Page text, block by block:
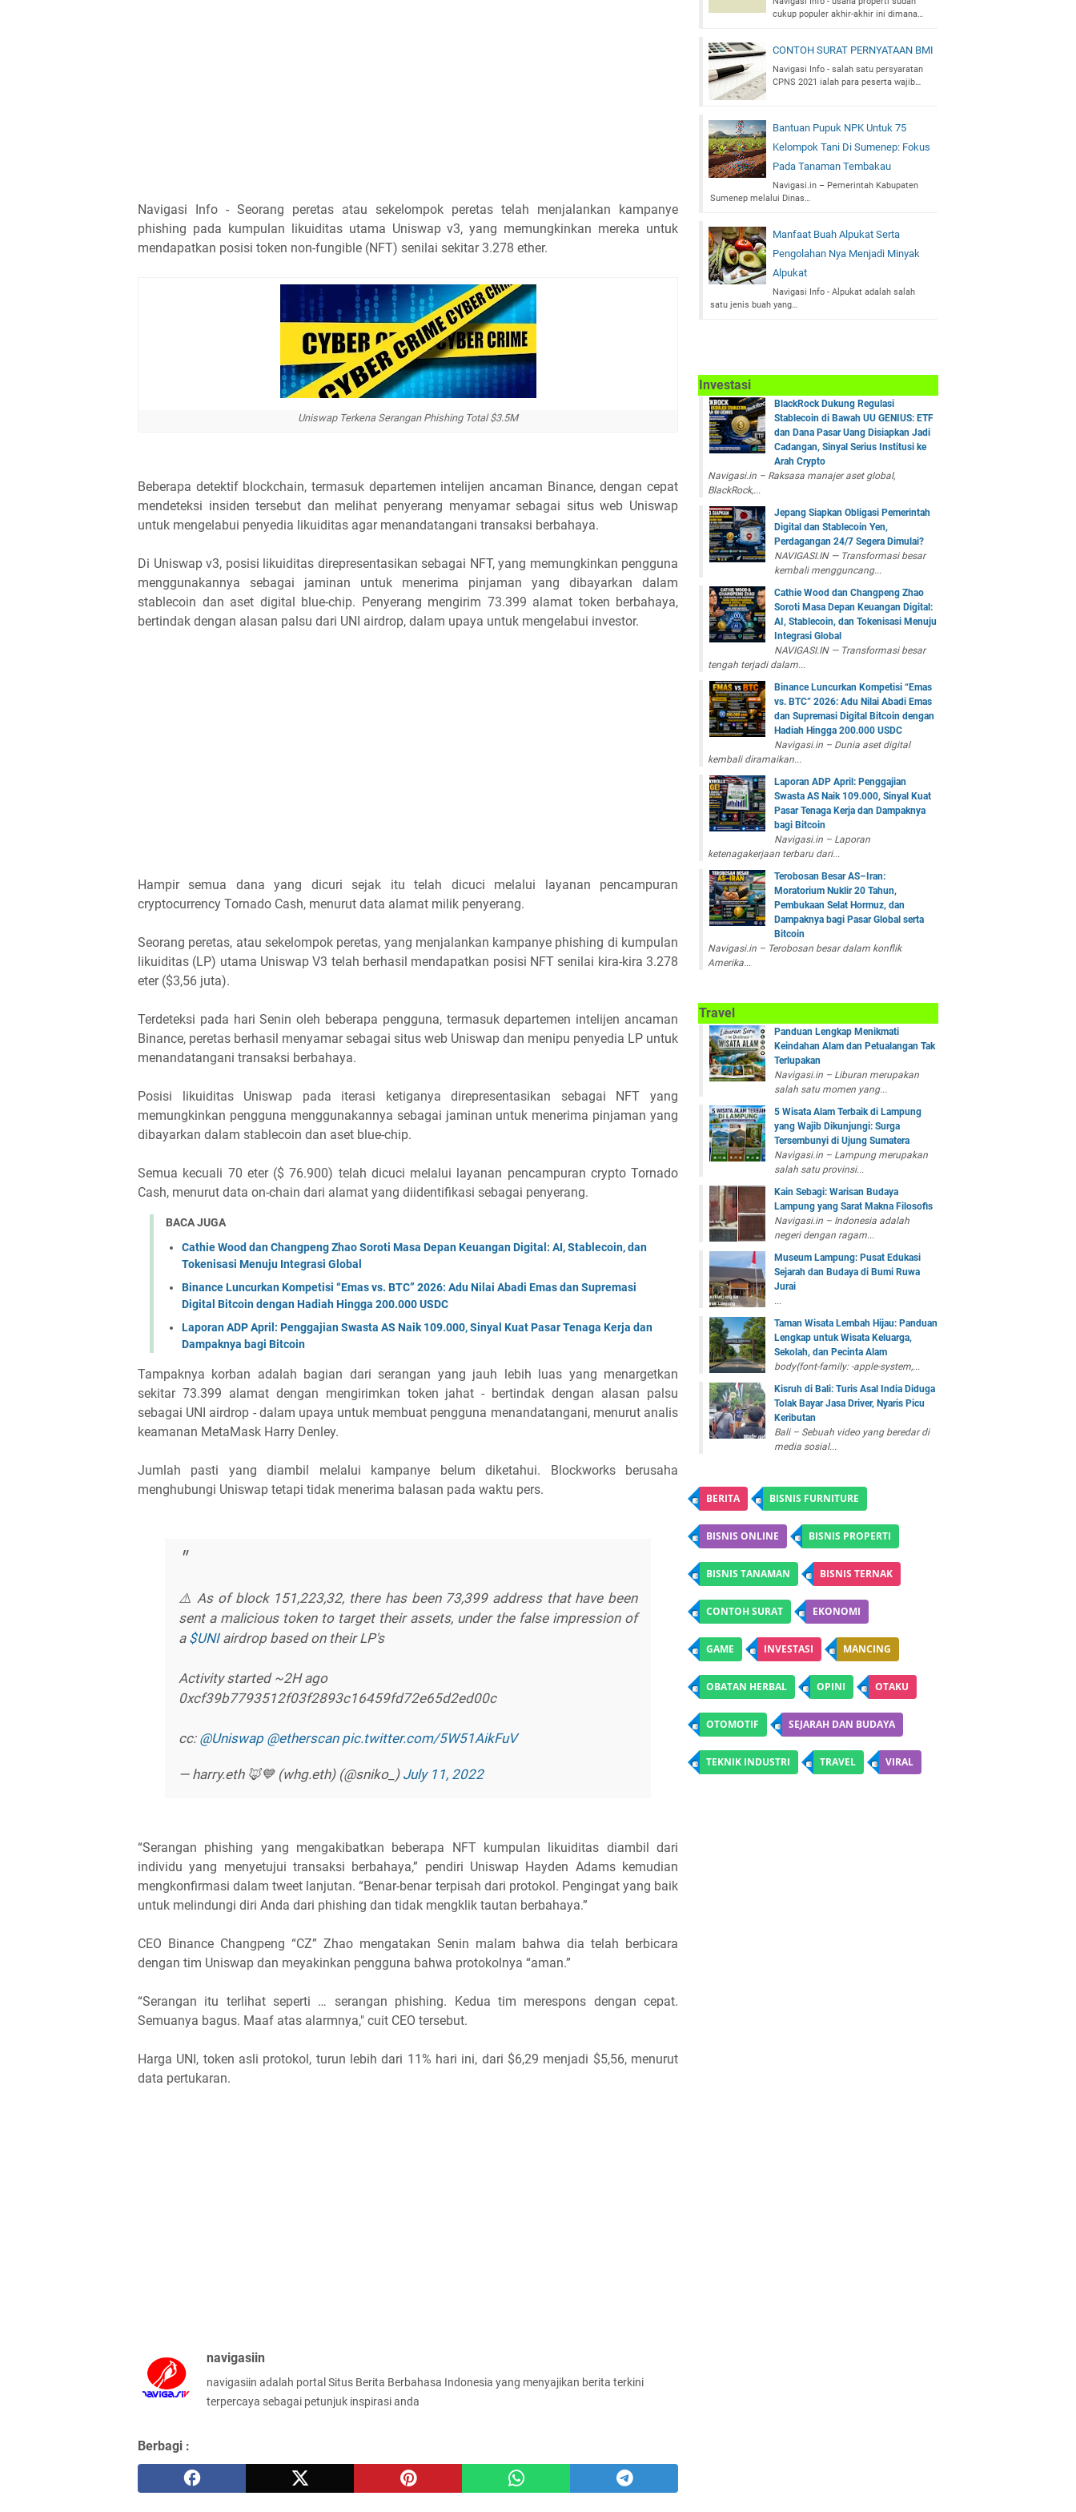
Navigasi Info - Seorang peretas atau sekelompok peretas telah menjalankan kampanye
phishing pada kumpulan likuiditas utama Uniswap v3, yang memungkinkan mereka untuk
mendapatkan posisi token non-fungible (NFT) senilai sekitar 3.278 ether.
Uniswap Terkena Serangan Phishing Total $3.5M
Beberapa detektif blockchain, termasuk departemen intelijen ancaman Binance, dengan cepat
mendeteksi insiden tersebut dan melihat penyerang menyamar sebagai situs web Uniswap
untuk mengelabui penyedia likuiditas agar menandatangani transaksi berbahaya.
Di Uniswap v3, posisi likuiditas direpresentasikan sebagai NFT, yang memungkinkan pengguna
menggunakannya sebagai jaminan untuk menerima pinjaman yang dibayarkan dalam
stablecoin dan aset digital blue-chip. Penyerang mengirim 73.399 alamat token berbahaya,
bertindak dengan alasan palsu dari UNI airdrop, dalam upaya untuk mengelabui investor.
Hampir semua dana yang dicuri sejak itu telah dicuci melalui layanan pencampuran
cryptocurrency Tornado Cash, menurut data alamat milik penyerang.
Seorang peretas, atau sekelompok peretas, yang menjalankan kampanye phishing di kumpulan
likuiditas (LP) utama Uniswap V3 telah berhasil mendapatkan posisi NFT senilai kira-kira 3.278
eter ($3,56 juta).
Terdeteksi pada hari Senin oleh beberapa pengguna, termasuk departemen intelijen ancaman
Binance, peretas berhasil menyamar sebagai situs web Uniswap dan menipu penyedia LP untuk
menandatangani transaksi berbahaya.
Posisi likuiditas Uniswap pada iterasi ketiganya direpresentasikan sebagai NFT yang
memungkinkan pengguna menggunakannya sebagai jaminan untuk menerima pinjaman yang
dibayarkan dalam stablecoin dan aset blue-chip.
Semua kecuali 70 eter ($ 76.900) telah dicuci melalui layanan pencampuran crypto Tornado
Cash, menurut data on-chain dari alamat yang diidentifikasi sebagai penyerang.
BACA JUGA
Cathie Wood dan Changpeng Zhao Soroti Masa Depan Keuangan Digital: AI, Stablecoin, dan
Tokenisasi Menuju Integrasi Global
Binance Luncurkan Kompetisi “Emas vs. BTC” 2026: Adu Nilai Abadi Emas dan Supremasi
Digital Bitcoin dengan Hadiah Hingga 200.000 USDC
Laporan ADP April: Penggajian Swasta AS Naik 109.000, Sinyal Kuat Pasar Tenaga Kerja dan
Dampaknya bagi Bitcoin
Tampaknya korban adalah bagian dari serangan yang jauh lebih luas yang menargetkan
sekitar 73.399 alamat dengan mengirimkan token jahat - bertindak dengan alasan palsu
sebagai UNI airdrop - dalam upaya untuk membuat pengguna menandatangani, menurut analis
keamanan MetaMask Harry Denley.
Jumlah pasti yang diambil melalui kampanye belum diketahui. Blockworks berusaha
menghubungi Uniswap tetapi tidak menerima balasan pada waktu pers.
⚠️ As of block 151,223,32, there has been 73,399 address that have been
sent a malicious token to target their assets, under the false impression of
a $UNIairdrop based on their LP's
Activity started ~2H ago
0xcf39b7793512f03f2893c16459fd72e65d2ed00c
cc: @Uniswap @etherscan pic.twitter.com/5W51AikFuV
— harry.eth 🦊💙 (whg.eth) (@sniko_) July 11, 2022
“Serangan phishing yang mengakibatkan beberapa NFT kumpulan likuiditas diambil dari
individu yang menyetujui transaksi berbahaya,” pendiri Uniswap Hayden Adams kemudian
mengkonfirmasi dalam tweet lanjutan. “Benar-benar terpisah dari protokol. Pengingat yang baik
untuk melindungi diri Anda dari phishing dan tidak mengklik tautan berbahaya.”
CEO Binance Changpeng “CZ” Zhao mengatakan Senin malam bahwa dia telah berbicara
dengan tim Uniswap dan meyakinkan pengguna bahwa protokolnya “aman.”
“Serangan itu terlihat seperti … serangan phishing. Kedua tim merespons dengan cepat.
Semuanya bagus. Maaf atas alarmnya," cuit CEO tersebut.
Harga UNI, token asli protokol, turun lebih dari 11% hari ini, dari $6,29 menjadi $5,56, menurut
data pertukaran.
navigasiin
navigasiin adalah portal Situs Berita Berbahasa Indonesia yang menyajikan berita terkini
terpercaya sebagai petunjuk inspirasi anda
Berbagi :
cukup populer akhir-akhir ini dimana…
CONTOH SURAT PERNYATAAN BMI
Navigasi Info - salah satu persyaratan
CPNS 2021 ialah para peserta wajib…
Bantuan Pupuk NPK Untuk 75
Kelompok Tani Di Sumenep: Fokus
Pada Tanaman Tembakau
Navigasi.in – Pemerintah Kabupaten
Sumenep melalui Dinas…
Manfaat Buah Alpukat Serta
Pengolahan Nya Menjadi Minyak
Alpukat
Navigasi Info - Alpukat adalah salah
satu jenis buah yang…
Investasi
BlackRock Dukung Regulasi
Stablecoin di Bawah UU GENIUS: ETF
dan Dana Pasar Uang Disiapkan Jadi
Cadangan, Sinyal Serius Institusi ke
Arah Crypto
Navigasi.in – Raksasa manajer aset global,
BlackRock,...
Jepang Siapkan Obligasi Pemerintah
Digital dan Stablecoin Yen,
Perdagangan 24/7 Segera Dimulai?
NAVIGASI.IN — Transformasi besar
kembali mengguncang...
Cathie Wood dan Changpeng Zhao
Soroti Masa Depan Keuangan Digital:
AI, Stablecoin, dan Tokenisasi Menuju
Integrasi Global
NAVIGASI.IN — Transformasi besar
tengah terjadi dalam...
Binance Luncurkan Kompetisi “Emas
vs. BTC” 2026: Adu Nilai Abadi Emas
dan Supremasi Digital Bitcoin dengan
Hadiah Hingga 200.000 USDC
Navigasi.in – Dunia aset digital
kembali diramaikan...
Laporan ADP April: Penggajian
Swasta AS Naik 109.000, Sinyal Kuat
Pasar Tenaga Kerja dan Dampaknya
bagi Bitcoin
Navigasi.in – Laporan
ketenagakerjaan terbaru dari...
Terobosan Besar AS–Iran:
Moratorium Nuklir 20 Tahun,
Pembukaan Selat Hormuz, dan
Dampaknya bagi Pasar Global serta
Bitcoin
Navigasi.in – Terobosan besar dalam konflik
Amerika...
Travel
Panduan Lengkap Menikmati
Keindahan Alam dan Petualangan Tak
Terlupakan
Navigasi.in – Liburan merupakan
salah satu momen yang...
5 Wisata Alam Terbaik di Lampung
yang Wajib Dikunjungi: Surga
Tersembunyi di Ujung Sumatera
Navigasi.in – Lampung merupakan
salah satu provinsi...
Kain Sebagi: Warisan Budaya
Lampung yang Sarat Makna Filosofis
Navigasi.in – Indonesia adalah
negeri dengan ragam...
Museum Lampung: Pusat Edukasi
Sejarah dan Budaya di Bumi Ruwa
Jurai
...
Taman Wisata Lembah Hijau: Panduan
Lengkap untuk Wisata Keluarga,
Sekolah, dan Pecinta Alam
body{font-family: -apple-system,...
Kisruh di Bali: Turis Asal India Diduga
Tolak Bayar Jasa Driver, Nyaris Picu
Keributan
Bali – Sebuah video yang beredar di
media sosial...
BERITA BISNIS FURNITURE
BISNIS ONLINE BISNIS PROPERTI
BISNIS TANAMAN BISNIS TERNAK
CONTOH SURAT EKONOMI
GAME INVESTASI MANCING
OBATAN HERBAL OPINI OTAKU
OTOMOTIF SEJARAH DAN BUDAYA
TEKNIK INDUSTRI TRAVEL VIRAL